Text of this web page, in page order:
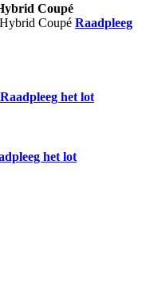
Coupé
Raadpleeg
Raadpleeg het lot
het lot